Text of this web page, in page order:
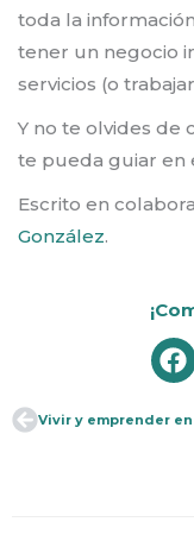
toda la
tener un negocio
servicios (o
Y no te olvides de
te pueda guiar en
Escrito en
González.
Ant